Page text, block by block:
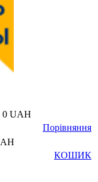
0 UAH
Порівняння
КОШИК